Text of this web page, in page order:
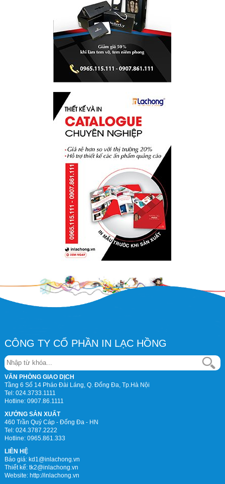
CÔNG TY CỔ PHẦN IN LẠC HỒNG
VĂN PHÒNG GIAO DỊCH
Tầng 6 Số 14 Pháo Đài Láng, Q. Đống Đa, Tp.Hà Nội
Tel: 024.3733.1111
Hotline: 0907.86.1111
XƯỞNG SẢN XUẤT
460 Trần Quý Cáp - Đống Đa - HN
Tel: 024.3787.2222
Hotline: 0965.861.333
LIÊN HỆ
Báo giá: kd1@inlachong.vn
Thiết kế: tk2@inlachong.vn
Website: http://inlachong.vn